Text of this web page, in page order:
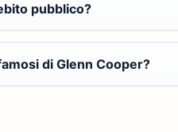
pubblico?
di Glenn Cooper?